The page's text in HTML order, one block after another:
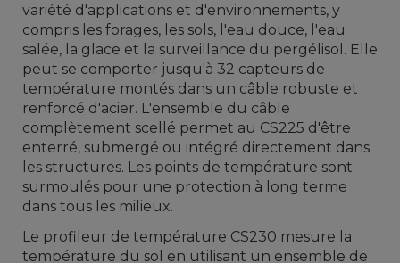
variété d'applications et d'environnements, y
compris les forages, les sols, l'eau douce, l'eau
salée, la glace et la surveillance du pergélisol. Elle
peut se comporter jusqu'à 32 capteurs de
température montés dans un câble robuste et
renforcé d'acier. L'ensemble du câble
complètement scellé permet au CS225 d'être
enterré, submergé ou intégré directement dans
les structures. Les points de température sont
surmoulés pour une protection à long terme
dans tous les milieux.
Le profileur de température CS230 mesure la
température du sol en utilisant un ensemble de